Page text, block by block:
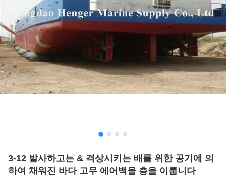
3-12 발사하고는 & 격상시키는 배를 위한 공기에 의
하여 채워진 바다 고무 에어백을 층을 이룹니다